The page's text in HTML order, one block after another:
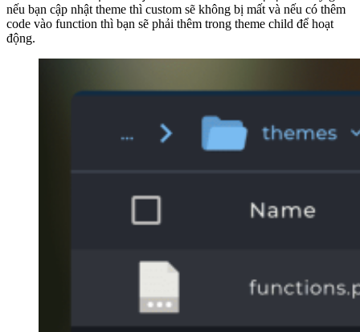
nếu bạn cập nhật theme thì custom sẽ không bị mất và nếu có thêm
code vào function thì bạn sẽ phải thêm trong theme child để hoạt
động.